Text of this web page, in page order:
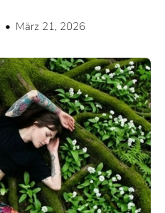
März 21, 2026